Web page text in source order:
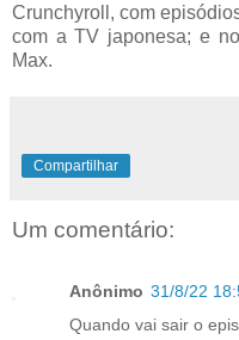
Crunchyroll, com
com a TV japonesa; e
Max.
Compartilhar
Um comentário:
Anônimo 31/8/22
Quando vai sair o